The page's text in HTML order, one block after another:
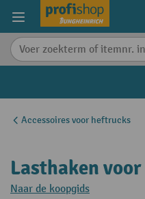
content
Accessoires voor heftrucks
Lasthaken
Naar de koopgids